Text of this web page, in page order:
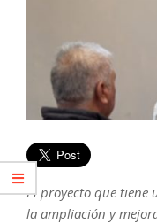
El proyecto que tiene
la ampliación y